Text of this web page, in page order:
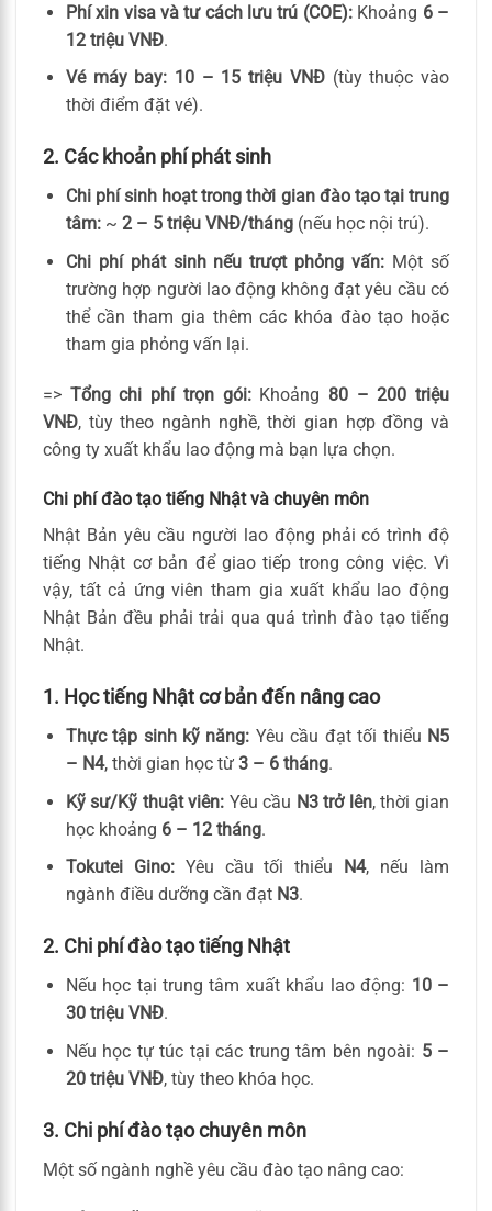
Phí xin visa và tư cách lưu trú (COE):Khoảng 6 –
12 triệu VNĐ.
Vé máy bay: 10 – 15 triệu VNĐ(tùy thuộc vào
thời điểm đặt vé).
2. Các khoản phí phát sinh
Chi phí sinh hoạt trong thời gian đào tạo tại trung
tâm:~ 2 – 5 triệu VNĐ/tháng(nếu học nội trú).
Chi phí phát sinh nếu trượt phỏng vấn: Một số
trường hợp người lao động không đạt yêu cầu có
thể cần tham gia thêm các khóa đào tạo hoặc
tham gia phỏng vấn lại.
=> Tổng chi phí trọn gói:Khoảng 80 – 200 triệu
VNĐ, tùy theo ngành nghề, thời gian hợp đồng và
công ty xuất khẩu lao động mà bạn lựa chọn.
Chi phí đào tạo tiếng Nhật và chuyên môn
Nhật Bản yêu cầu người lao động phải có trình độ
tiếng Nhật cơ bản để giao tiếp trong công việc. Vì
vậy, tất cả ứng viên tham gia xuất khẩu lao động
Nhật Bản đều phải trải qua quá trình đào tạo tiếng
Nhật.
1. Học tiếng Nhật cơ bản đến nâng cao
Thực tập sinh kỹ năng: Yêu cầu đạt tối thiểu N5
– N4, thời gian học từ 3 – 6 tháng.
Kỹ sư/Kỹ thuật viên: Yêu cầu N3 trở lên, thời gian
học khoảng 6 – 12 tháng.
Tokutei Gino:Yêu cầu tối thiểu N4, nếu làm
ngành điều dưỡng cần đạt N3.
2. Chi phí đào tạo tiếng Nhật
Nếu học tại trung tâm xuất khẩu lao động: 10 –
30 triệu VNĐ.
Nếu học tự túc tại các trung tâm bên ngoài: 5 –
20 triệu VNĐ, tùy theo khóa học.
3. Chi phí đào tạo chuyên môn
Một số ngành nghề yêu cầu đào tạo nâng cao: